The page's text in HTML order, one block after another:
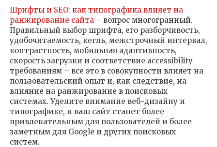
Шрифты и SEO: как типографика влияет на
ранжирование сайта – вопрос многогранный.
Правильный выбор шрифта, его разборчивость,
удобочитаемость, кегль, межстрочный интервал,
контрастность, мобильная адаптивность,
скорость загрузки и соответствие accessibility
требованиям – все это в совокупности влияет на
пользовательский опыт и, как следствие, на
влияние на ранжирование в поисковых
системах. Уделите внимание веб-дизайну и
типографике, и ваш сайт станет более
привлекательным для пользователей и более
заметным для Google и других поисковых
систем.